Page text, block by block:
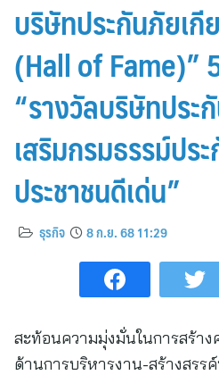
บริษัทประกันภัยเ
(Hall of Fame)”
“รางวัลบริษัทปร
เสริมกรมธรรม์ปร
ประชาชนดีเด่น”
ธุรกิจ 8 ก.ย. 68 11:29
สะท้อนความมุ่งมั่นในการสร้า
ด้านการบริหารงาน-สร้างสรร